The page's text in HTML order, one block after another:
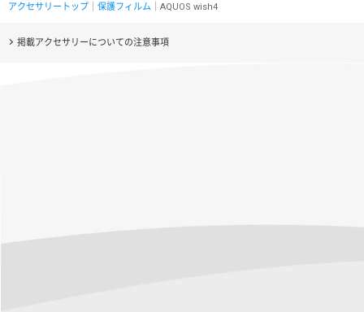
アクセサリートップ 保護フィルム ｜AQUOS wish4
掲載アクセサリーについての注意事項